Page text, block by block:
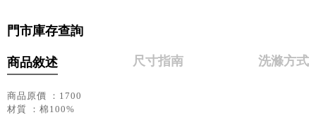
門市庫存查詢
商品敘述 尺寸指南 洗滌方式
商品原價 ：1700
材質 ：棉100%